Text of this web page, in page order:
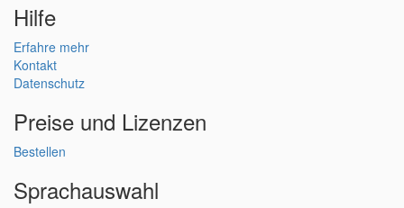
Hilfe
Erfahre mehr
Kontakt
Datenschutz
Preise und Lizenzen
Bestellen
Sprachauswahl